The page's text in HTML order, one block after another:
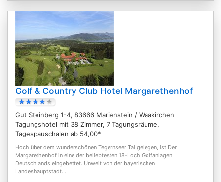
Golf & Country Club Hotel Margarethenhof
Gut Steinberg 1-4, 83666 Marienstein / Waakirchen
Tagungshotel mit 38 Zimmer, 7 Tagungsräume,
Tagespauschalen ab 54,00*
Hoch über dem wunderschönen Tegernseer Tal gelegen, ist Der
Margarethenhof in eine der beliebtesten 18-Loch Golfanlagen
Deutschlands eingebettet. Unweit von der bayerischen
Landeshauptstadt...